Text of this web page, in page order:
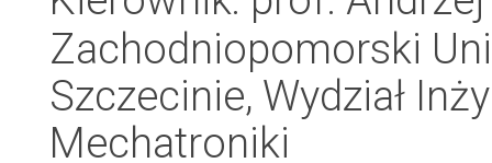
Zachodniopomorski
Szczecinie, Wydział
Mechatroniki